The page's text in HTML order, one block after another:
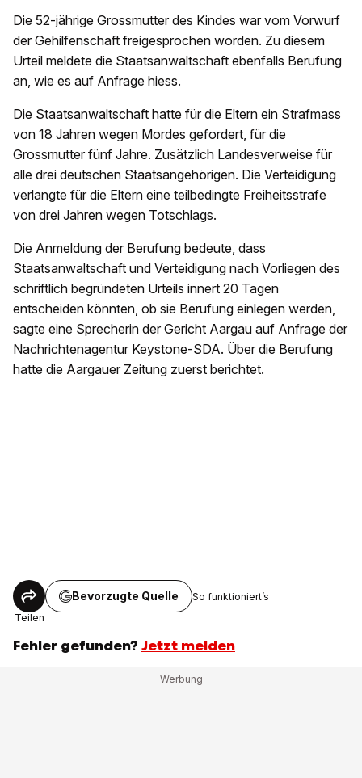
Die 52-jährige Grossmutter des Kindes war vom Vorwurf
der Gehilfenschaft freigesprochen worden. Zu diesem
Urteil meldete die Staatsanwaltschaft ebenfalls Berufung
an, wie es auf Anfrage hiess.
Die Staatsanwaltschaft hatte für die Eltern ein Strafmass
von 18 Jahren wegen Mordes gefordert, für die
Grossmutter fünf Jahre. Zusätzlich Landesverweise für
alle drei deutschen Staatsangehörigen. Die Verteidigung
verlangte für die Eltern eine teilbedingte Freiheitsstrafe
von drei Jahren wegen Totschlags.
Die Anmeldung der Berufung bedeute, dass
Staatsanwaltschaft und Verteidigung nach Vorliegen des
schriftlich begründeten Urteils innert 20 Tagen
entscheiden könnten, ob sie Berufung einlegen werden,
sagte eine Sprecherin der Gericht Aargau auf Anfrage der
Nachrichtenagentur Keystone-SDA. Über die Berufung
hatte die Aargauer Zeitung zuerst berichtet.
Teilen
Bevorzugte Quelle So funktioniert’s
Fehler gefunden? Jetzt melden